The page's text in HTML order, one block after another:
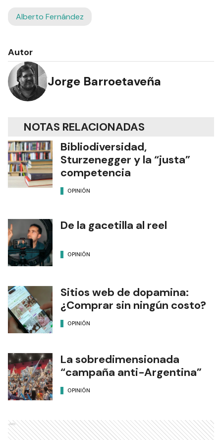
Alberto Fernández
Autor
Jorge Barroetaveña
NOTAS RELACIONADAS
Bibliodiversidad,
Sturzenegger y la “justa”
competencia
OPINIÓN
De la gacetilla al reel
OPINIÓN
Sitios web de dopamina:
¿Comprar sin ningún costo?
OPINIÓN
La sobredimensionada
“campaña anti-Argentina”
OPINIÓN
Ads